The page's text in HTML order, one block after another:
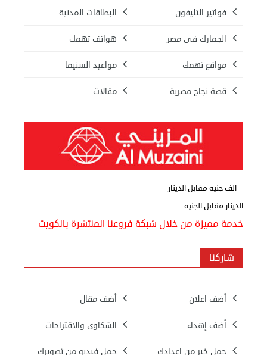
فواتير التليفون البطاقات المدنية
الجمارك فى مصر هواتف تهمك
مواقع تهمك مواعيد السنيما
قصة نجاح مصرية مقالات
الف جنيه مقابل الدينار
الدينار مقابل الجنيه
خدمة مميزة من خلال شبكة فروعنا المنتشرة بالكويت
شاركنا
أضف اعلان أضف مقال
أضف إهداء الشكاوى والاقتراحات
حمل خبر من إعدادك حمل فيديو من تصويرك